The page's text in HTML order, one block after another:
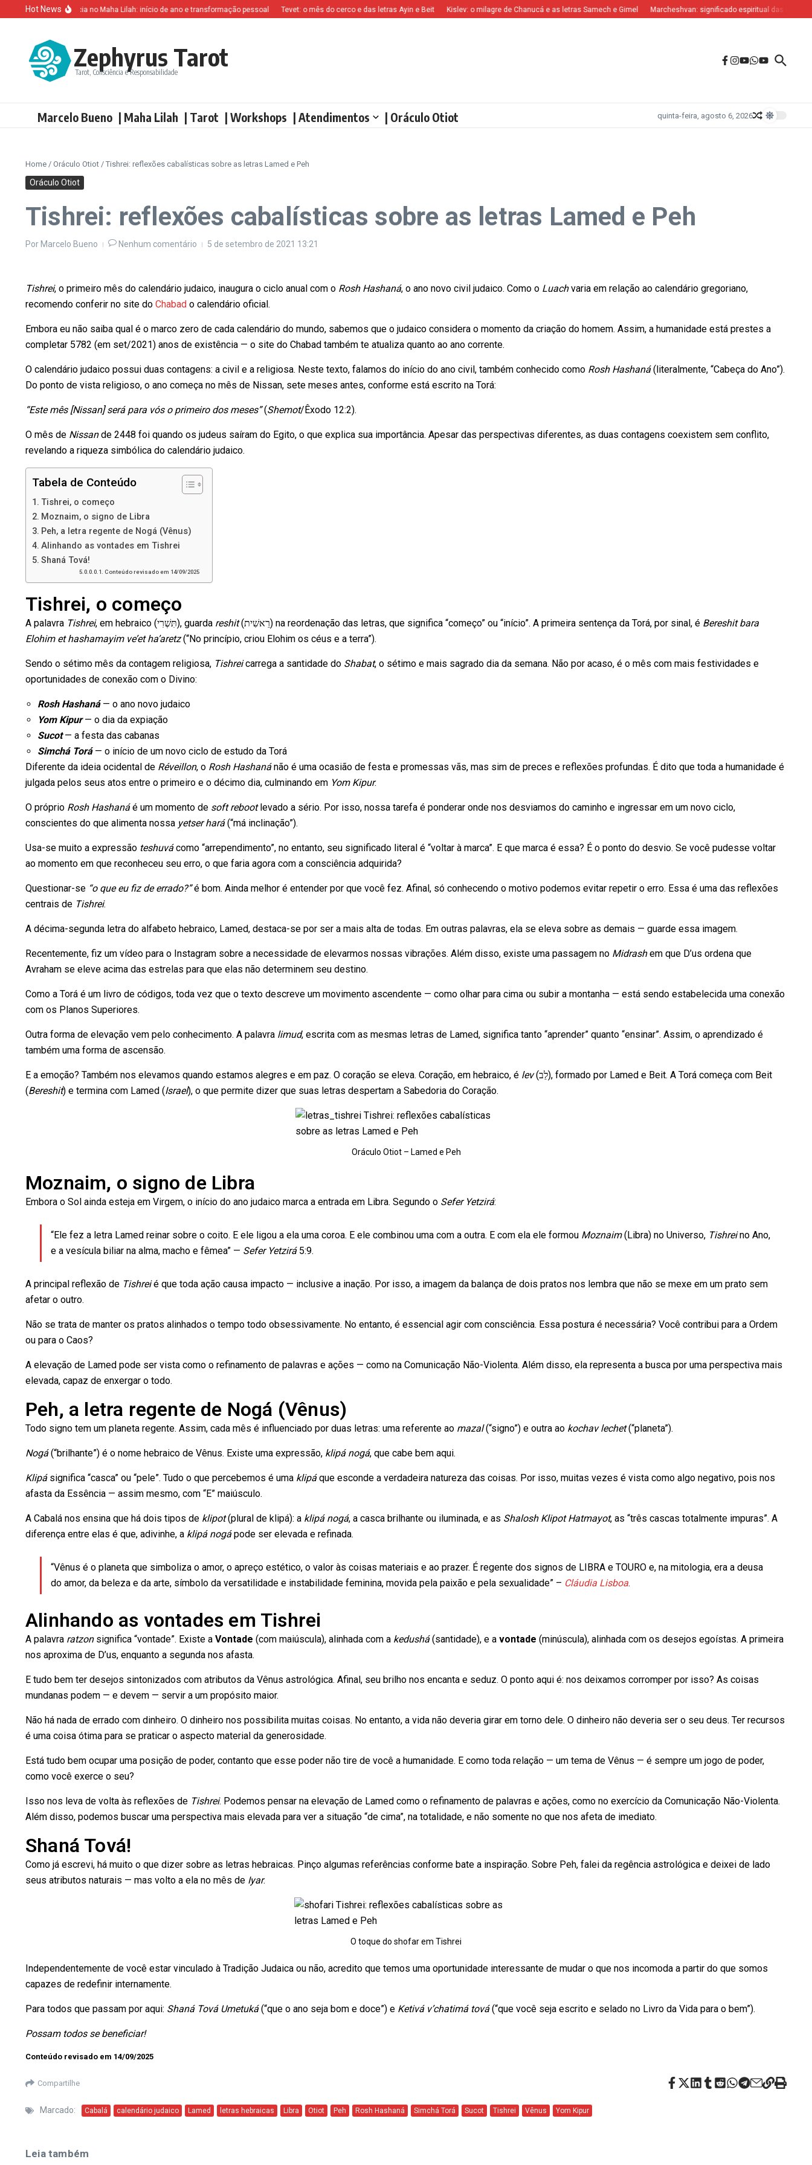
Ir para o conteúdo
Hot News
Altruísmo e ganância no Maha Lilah: início de ano e transformação pessoal Tevet: o mês do cerco e das letras Ayin e Beit Kislev: o milagre de Chanucá e as letras Samech e Gimel Marcheshvan: significado espiritual das letras Nun e
Zephyrus Tarot
Tarot, Consciência e Responsabilidade
Marcelo Bueno | Maha Lilah | Tarot | Workshops | Atendimentos | Oráculo Otiot quinta-feira, agosto 6, 2026
Home / Oráculo Otiot / Tishrei: reflexões cabalísticas sobre as letras Lamed e Peh
Oráculo Otiot
Tishrei: reflexões cabalísticas sobre as letras Lamed e Peh
Por Marcelo Bueno Nenhum comentário 5 de setembro de 2021 13:21
Tishrei, o primeiro mês do calendário judaico, inaugura o ciclo anual com o Rosh Hashaná, o ano novo civil judaico. Como o Luachvaria em relação ao calendário gregoriano,
recomendo conferir no site do Chabad o calendário oficial.
Embora eu não saiba qual é o marco zero de cada calendário do mundo, sabemos que o judaico considera o momento da criação do homem. Assim, a humanidade está prestes a
completar 5782 (em set/2021) anos de existência — o site do Chabad também te atualiza quanto ao ano corrente.
O calendário judaico possui duas contagens: a civil e a religiosa. Neste texto, falamos do início do ano civil, também conhecido como Rosh Hashaná(literalmente, “Cabeça do Ano”).
Do ponto de vista religioso, o ano começa no mês de Nissan, sete meses antes, conforme está escrito na Torá:
“Este mês [Nissan] será para vós o primeiro dos meses”(Shemot/Êxodo 12:2).
O mês de Nissande 2448 foi quando os judeus saíram do Egito, o que explica sua importância. Apesar das perspectivas diferentes, as duas contagens coexistem sem conflito,
revelando a riqueza simbólica do calendário judaico.
Tabela de Conteúdo
Tishrei, o começo
Moznaim, o signo de Libra
Peh, a letra regente de Nogá (Vênus)
Alinhando as vontades em Tishrei
Shaná Tová!
Conteúdo revisado em 14/09/2025
Tishrei, o começo
A palavra Tishrei , em hebraico (תִּשְׁרִי), guarda reshit (רֵאשִׁית) na reordenação das letras, que significa “começo” ou “início”. A primeira sentença da Torá, por sinal, é Bereshit bara
Elohim et hashamayim ve’et ha’aretz(“No princípio, criou Elohim os céus e a terra”).
Sendo o sétimo mês da contagem religiosa, Tishreicarrega a santidade do Shabat, o sétimo e mais sagrado dia da semana. Não por acaso, é o mês com mais festividades e
oportunidades de conexão com o Divino:
Rosh Hashaná— o ano novo judaico
Yom Kipur— o dia da expiação
Sucot— a festa das cabanas
Simchá Torá— o início de um novo ciclo de estudo da Torá
Diferente da ideia ocidental de Réveillon, o Rosh Hashanánão é uma ocasião de festa e promessas vãs, mas sim de preces e reflexões profundas. É dito que toda a humanidade é
julgada pelos seus atos entre o primeiro e o décimo dia, culminando em Yom Kipur.
O próprio Rosh Hashanáé um momento de soft rebootlevado a sério. Por isso, nossa tarefa é ponderar onde nos desviamos do caminho e ingressar em um novo ciclo,
conscientes do que alimenta nossa yetser hará(“má inclinação”).
Usa-se muito a expressão teshuvácomo “arrependimento”, no entanto, seu significado literal é “voltar à marca”. E que marca é essa? É o ponto do desvio. Se você pudesse voltar
ao momento em que reconheceu seu erro, o que faria agora com a consciência adquirida?
Questionar-se “o que eu fiz de errado?”é bom. Ainda melhor é entender por que você fez. Afinal, só conhecendo o motivo podemos evitar repetir o erro. Essa é uma das reflexões
centrais de Tishrei.
A décima-segunda letra do alfabeto hebraico, Lamed, destaca-se por ser a mais alta de todas. Em outras palavras, ela se eleva sobre as demais — guarde essa imagem.
Recentemente, fiz um vídeo para o Instagram sobre a necessidade de elevarmos nossas vibrações. Além disso, existe uma passagem no Midrashem que D’us ordena que
Avraham se eleve acima das estrelas para que elas não determinem seu destino.
Como a Torá é um livro de códigos, toda vez que o texto descreve um movimento ascendente — como olhar para cima ou subir a montanha — está sendo estabelecida uma conexão
com os Planos Superiores.
Outra forma de elevação vem pelo conhecimento. A palavra limud, escrita com as mesmas letras de Lamed, significa tanto “aprender” quanto “ensinar”. Assim, o aprendizado é
também uma forma de ascensão.
E a emoção? Também nos elevamos quando estamos alegres e em paz. O coração se eleva. Coração, em hebraico, é lev(לֵב), formado por Lamed e Beit. A Torá começa com Beit
(Bereshit) e termina com Lamed (Israel), o que permite dizer que suas letras despertam a Sabedoria do Coração.
Oráculo Otiot – Lamed e Peh
Moznaim, o signo de Libra
Embora o Sol ainda esteja em Virgem, o início do ano judaico marca a entrada em Libra. Segundo o Sefer Yetzirá:
“Ele fez a letra Lamed reinar sobre o coito. E ele ligou a ela uma coroa. E ele combinou uma com a outra. E com ela ele formou Moznaim(Libra) no Universo, Tishreino Ano,
e a vesícula biliar na alma, macho e fêmea” — Sefer Yetzirá5:9.
A principal reflexão de Tishreié que toda ação causa impacto — inclusive a inação. Por isso, a imagem da balança de dois pratos nos lembra que não se mexe em um prato sem
afetar o outro.
Não se trata de manter os pratos alinhados o tempo todo obsessivamente. No entanto, é essencial agir com consciência. Essa postura é necessária? Você contribui para a Ordem
ou para o Caos?
A elevação de Lamed pode ser vista como o refinamento de palavras e ações — como na Comunicação Não-Violenta. Além disso, ela representa a busca por uma perspectiva mais
elevada, capaz de enxergar o todo.
Peh, a letra regente de Nogá (Vênus)
Todo signo tem um planeta regente. Assim, cada mês é influenciado por duas letras: uma referente ao mazal(“signo”) e outra ao kochav lechet(“planeta”).
Nogá(“brilhante”) é o nome hebraico de Vênus. Existe uma expressão, klipá nogá, que cabe bem aqui.
Klipásignifica “casca” ou “pele”. Tudo o que percebemos é uma klipáque esconde a verdadeira natureza das coisas. Por isso, muitas vezes é vista como algo negativo, pois nos
afasta da Essência — assim mesmo, com “E” maiúsculo.
A Cabalá nos ensina que há dois tipos de klipot(plural de klipá): a klipá nogá, a casca brilhante ou iluminada, e as Shalosh Klipot Hatmayot, as “três cascas totalmente impuras”. A
diferença entre elas é que, adivinhe, a klipá nogápode ser elevada e refinada.
“Vênus é o planeta que simboliza o amor, o apreço estético, o valor às coisas materiais e ao prazer. É regente dos signos de LIBRA e TOURO e, na mitologia, era a deusa
do amor, da beleza e da arte, símbolo da versatilidade e instabilidade feminina, movida pela paixão e pela sexualidade” – Cláudia Lisboa.
Alinhando as vontades em Tishrei
A palavra ratzonsignifica “vontade”. Existe a Vontade (com maiúscula), alinhada com a kedushá(santidade), e a vontade (minúscula), alinhada com os desejos egoístas. A primeira
nos aproxima de D’us, enquanto a segunda nos afasta.
E tudo bem ter desejos sintonizados com atributos da Vênus astrológica. Afinal, seu brilho nos encanta e seduz. O ponto aqui é: nos deixamos corromper por isso? As coisas
mundanas podem — e devem — servir a um propósito maior.
Não há nada de errado com dinheiro. O dinheiro nos possibilita muitas coisas. No entanto, a vida não deveria girar em torno dele. O dinheiro não deveria ser o seu deus. Ter recursos
é uma coisa ótima para se praticar o aspecto material da generosidade.
Está tudo bem ocupar uma posição de poder, contanto que esse poder não tire de você a humanidade. E como toda relação — um tema de Vênus — é sempre um jogo de poder,
como você exerce o seu?
Isso nos leva de volta às reflexões de Tishrei. Podemos pensar na elevação de Lamed como o refinamento de palavras e ações, como no exercício da Comunicação Não-Violenta.
Além disso, podemos buscar uma perspectiva mais elevada para ver a situação “de cima”, na totalidade, e não somente no que nos afeta de imediato.
Shaná Tová!
Como já escrevi, há muito o que dizer sobre as letras hebraicas. Pinço algumas referências conforme bate a inspiração. Sobre Peh, falei da regência astrológica e deixei de lado
seus atributos naturais — mas volto a ela no mês de Iyar.
O toque do shofar em Tishrei
Independentemente de você estar vinculado à Tradição Judaica ou não, acredito que temos uma oportunidade interessante de mudar o que nos incomoda a partir do que somos
capazes de redefinir internamente.
Para todos que passam por aqui: Shaná Tová Umetuká(“que o ano seja bom e doce”) e Ketivá v’chatimá tová(“que você seja escrito e selado no Livro da Vida para o bem”).
Possam todos se beneficiar!
Conteúdo revisado em 14/09/2025
Compartilhe
Marcado: Cabalá calendário judaico Lamed letras hebraicas Libra Otiot Peh Rosh Hashaná Simchá Torá Sucot Tishrei Vênus Yom Kipur
Leia também